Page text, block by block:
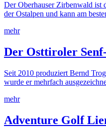
Der Oberhauser Zirbenwald ist
der Ostalpen und kann am
mehr
Der Osttiroler
Seit 2010 produziert Bernd
wurde er mehrfach
mehr
Adventure Golf